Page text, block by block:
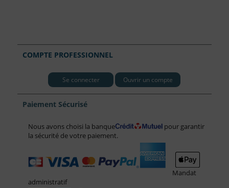
COMPTE PROFESSIONNEL
Se connecter Ouvrir un compte
Paiement Sécurisé
Nous avons choisi la banque
pour garantir
la sécurité de votre paiement.
Mandat
administratif